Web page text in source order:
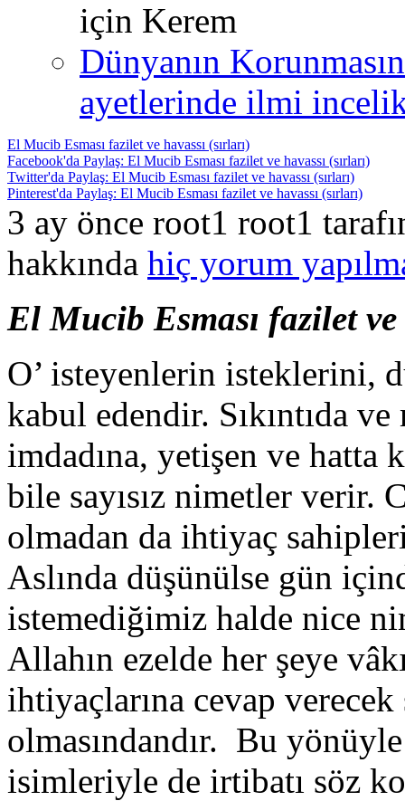
için Kerem
Dünyanın
ayetlerinde ilmi
El Mucib Esması fazilet ve havassı (sırları)
Facebook'da Paylaş: El Mucib Esması fazilet ve havassı (sırları)
Twitter'da Paylaş: El Mucib Esması fazilet ve havassı (sırları)
Pinterest'da Paylaş: El Mucib Esması fazilet ve havassı (sırları)
3 ay önce root1 root1
hakkında hiç yorum
El Mucib Esması fazilet ve
O’ isteyenlerin isteklerini,
kabul edendir. Sıkıntıda
imdadına, yetişen ve hatta
bile sayısız nimetler verir.
olmadan da ihtiyaç
Aslında düşünülse gün
istemediğimiz halde nice
Allahın ezelde her şeye
ihtiyaçlarına cevap
olmasındandır. Bu
isimleriyle de irtibatı söz